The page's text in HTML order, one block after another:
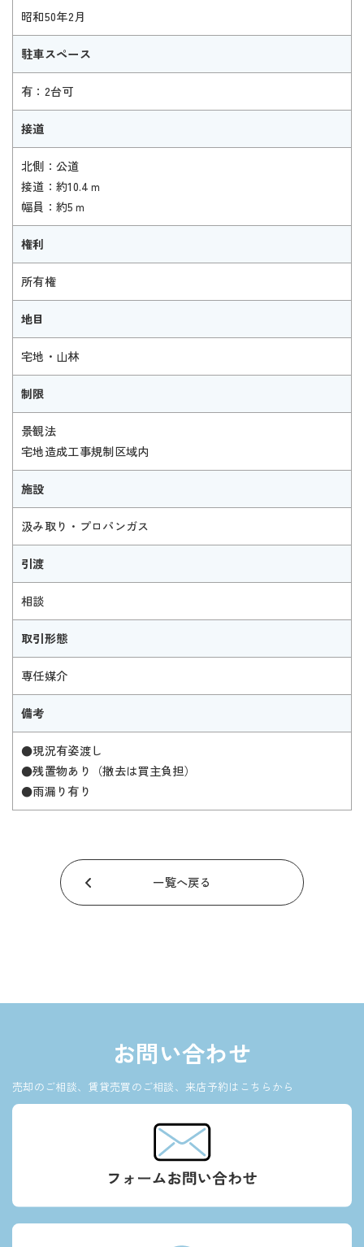
昭和50年2月
駐車スペース
有：2台可
接道
北側：公道
接道：約10.4ｍ
幅員：約5ｍ
権利
所有権
地目
宅地・山林
制限
景観法
宅地造成工事規制区域内
施設
汲み取り・プロパンガス
引渡
相談
取引形態
専任媒介
備考
●現況有姿渡し
●残置物あり（撤去は買主負担）
●雨漏り有り
一覧へ戻る
お問い合わせ
売却のご相談、賃貸売買のご相談、来店予約はこちらから